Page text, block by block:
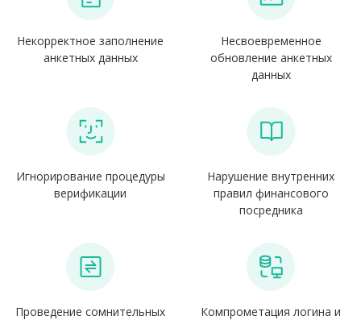
Некорректное заполнение
анкетных данных
Несвоевременное
обновление анкетных
данных
Игнорирование процедуры
верификации
Нарушение внутренних
правил финансового
посредника
Проведение сомнительных
Компрометация логина и